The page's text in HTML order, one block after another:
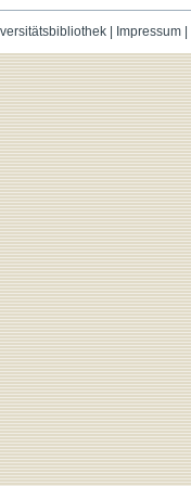
| Impressum|